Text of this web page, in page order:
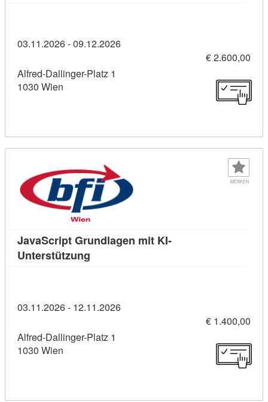
03.11.2026 - 09.12.2026
€ 2.600,00
Alfred-Dallinger-Platz 1
1030 Wien
MERKEN
JavaScript Grundlagen mit KI-
Unterstützung
03.11.2026 - 12.11.2026
€ 1.400,00
Alfred-Dallinger-Platz 1
1030 Wien